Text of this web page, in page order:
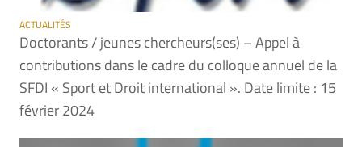
ACTUALITÉS
Doctorants / jeunes chercheurs(ses) – Appel à
contributions dans le cadre du colloque annuel de la
SFDI « Sport et Droit international ». Date limite : 15
février 2024